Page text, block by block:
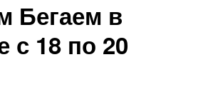
Бегаем в
с 18 по 20